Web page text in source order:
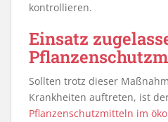
kontrollieren.
Einsatz
Sollten trotz dieser
Krankheiten auftreten, ist
Pflanzenschutzmitteln im